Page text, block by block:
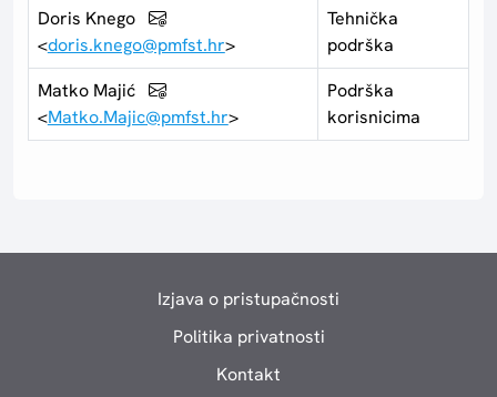
Doris Knego
<doris.knego@pmfst.hr>
Tehnička
podrška
Matko Majić
<Matko.Majic@pmfst.hr>
Podrška
korisnicima
Izjava o pristupačnosti
Politika privatnosti
Kontakt